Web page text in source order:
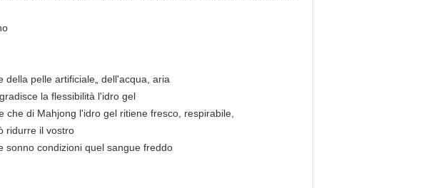
pelle artificiale„ dell'acqua, aria
la flessibilità l'idro gel
di Mahjong l'idro gel ritiene fresco, respirabile,
ridurre il vostro
sonno condizioni quel sangue freddo